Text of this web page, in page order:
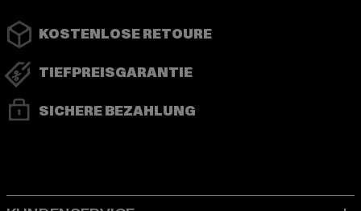
KOSTENLOSE RETOURE
TIEFPREISGARANTIE
SICHERE BEZAHLUNG